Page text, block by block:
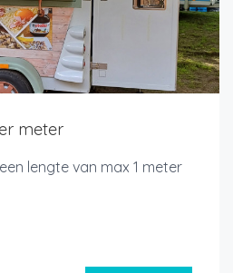
meter
lengte van max 1 meter